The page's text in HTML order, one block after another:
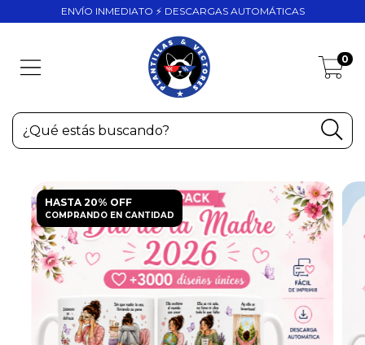
ENVÍO INMEDIATO ⚡ DESCARGAS AUTOMÁTICAS
0
HASTA 20% OFF
COMPRANDO EN CANTIDAD